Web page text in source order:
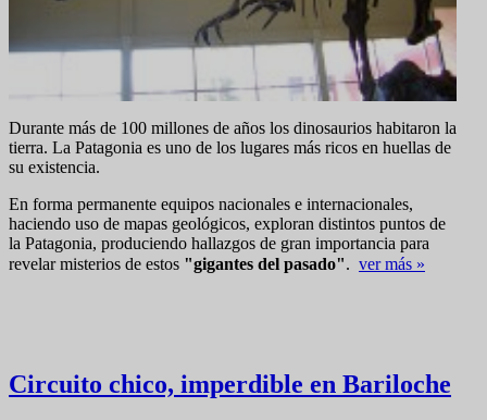
Durante más de 100 millones de años los dinosaurios habitaron la
tierra. La Patagonia es uno de los lugares más ricos en huellas de
su existencia.
En forma permanente equipos nacionales e internacionales,
haciendo uso de mapas geológicos, exploran distintos puntos de
la Patagonia, produciendo hallazgos de gran importancia para
revelar misterios de estos "gigantes del pasado". ver más »
Circuito chico, imperdible en Bariloche